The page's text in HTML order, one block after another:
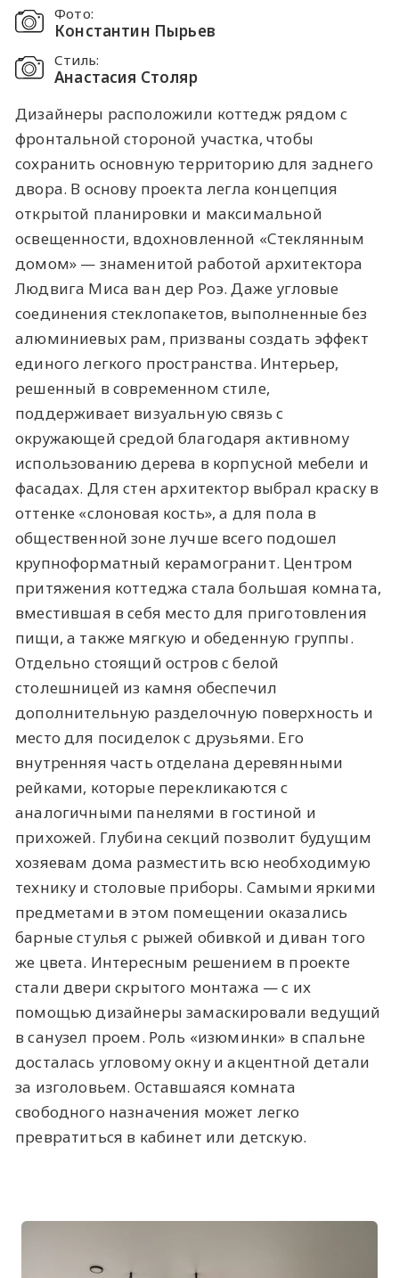
Фото:
Константин Пырьев
Стиль:
Анастасия Столяр
Дизайнеры расположили коттедж рядом с
фронтальной стороной участка, чтобы
сохранить основную территорию для заднего
двора. В основу проекта легла концепция
открытой планировки и максимальной
освещенности, вдохновленной «Стеклянным
домом» — знаменитой работой архитектора
Людвига Миса ван дер Роэ. Даже угловые
соединения стеклопакетов, выполненные без
алюминиевых рам, призваны создать эффект
единого легкого пространства. Интерьер,
решенный в современном стиле,
поддерживает визуальную связь с
окружающей средой благодаря активному
использованию дерева в корпусной мебели и
фасадах. Для стен архитектор выбрал краску в
оттенке «слоновая кость», а для пола в
общественной зоне лучше всего подошел
крупноформатный керамогранит. Центром
притяжения коттеджа стала большая комната,
вместившая в себя место для приготовления
пищи, а также мягкую и обеденную группы.
Отдельно стоящий остров с белой
столешницей из камня обеспечил
дополнительную разделочную поверхность и
место для посиделок с друзьями. Его
внутренняя часть отделана деревянными
рейками, которые перекликаются с
аналогичными панелями в гостиной и
прихожей. Глубина секций позволит будущим
хозяевам дома разместить всю необходимую
технику и столовые приборы. Самыми яркими
предметами в этом помещении оказались
барные стулья с рыжей обивкой и диван того
же цвета. Интересным решением в проекте
стали двери скрытого монтажа — с их
помощью дизайнеры замаскировали ведущий
в санузел проем. Роль «изюминки» в спальне
досталась угловому окну и акцентной детали
за изголовьем. Оставшаяся комната
свободного назначения может легко
превратиться в кабинет или детскую.